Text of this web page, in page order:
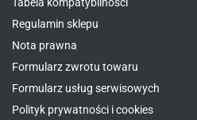
Regulamin sklepu
Nota prawna
Formularz zwrotu towaru
Formularz usług serwisowych
Polityk prywatności i cookies